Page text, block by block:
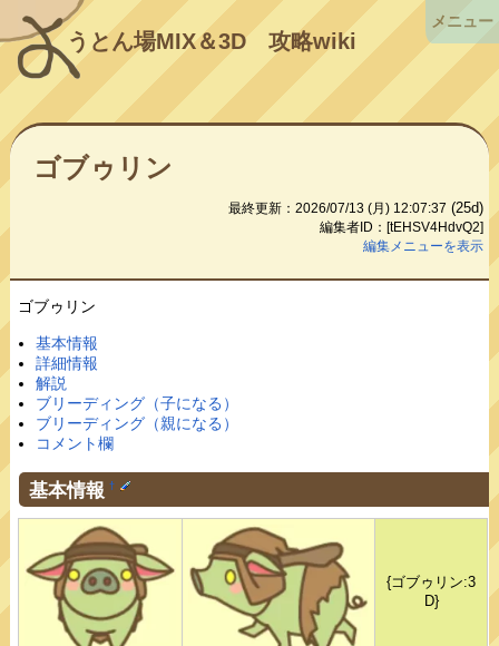
うとん場MIX＆3D攻略wiki
ゴブゥリン
最終更新：2026/07/13 (月) 12:07:37 (25d)
編集者ID：[tEHSV4HdvQ2]
編集メニューを表示
ゴブゥリン
基本情報
詳細情報
解説
ブリーディング（子になる）
ブリーディング（親になる）
コメント欄
基本情報 †
{ゴブゥリン:3
D}
メニュー